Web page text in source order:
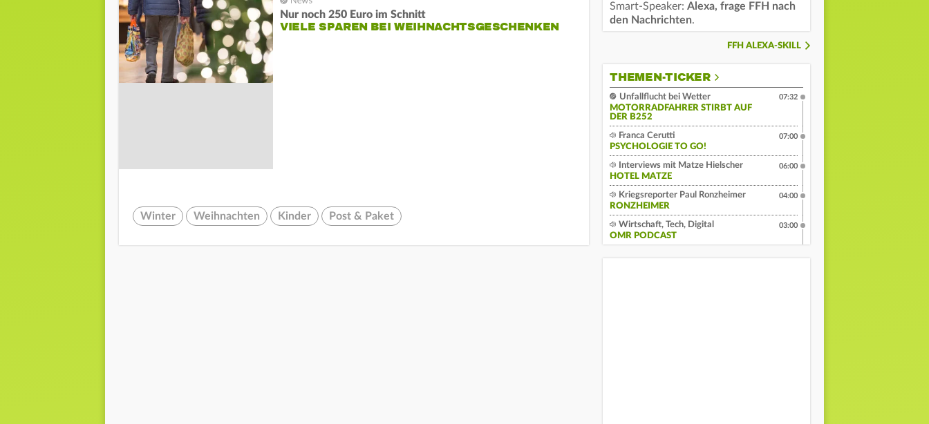
Nur noch 250 Euro im Schnitt
VIELE SPAREN BEI WEIHNACHTSGESCHENKEN
Winter Weihnachten Kinder Post & Paket
Smart-Speaker: Alexa, frage FFH nach
den Nachrichten.
FFH ALEXA-SKILL
THEMEN-TICKER
Unfallflucht bei Wetter
MOTORRADFAHRER STIRBT AUF
DER B252
07:32
Franca Cerutti
PSYCHOLOGIE TO GO!
07:00
Interviews mit Matze Hielscher
HOTEL MATZE
06:00
Kriegsreporter Paul Ronzheimer
RONZHEIMER
04:00
Wirtschaft, Tech, Digital
OMR PODCAST
03:00